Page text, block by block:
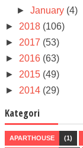
►January (4)
► 2018 (106)
► 2017 (53)
► 2016 (63)
► 2015 (49)
► 2014 (29)
Kategori
APARTHOUSE (1)